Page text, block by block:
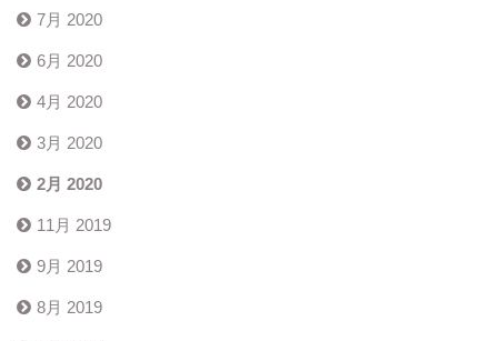
7月 2020
6月 2020
4月 2020
3月 2020
2月 2020
11月 2019
9月 2019
8月 2019